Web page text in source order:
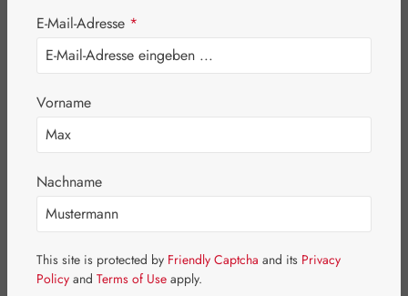
Bildergalerie überspringen
E-Mail-Adresse *
Vorname
Nachname
This site is protected by Friendly Captcha and its Privacy
Policy and Terms of Use apply.